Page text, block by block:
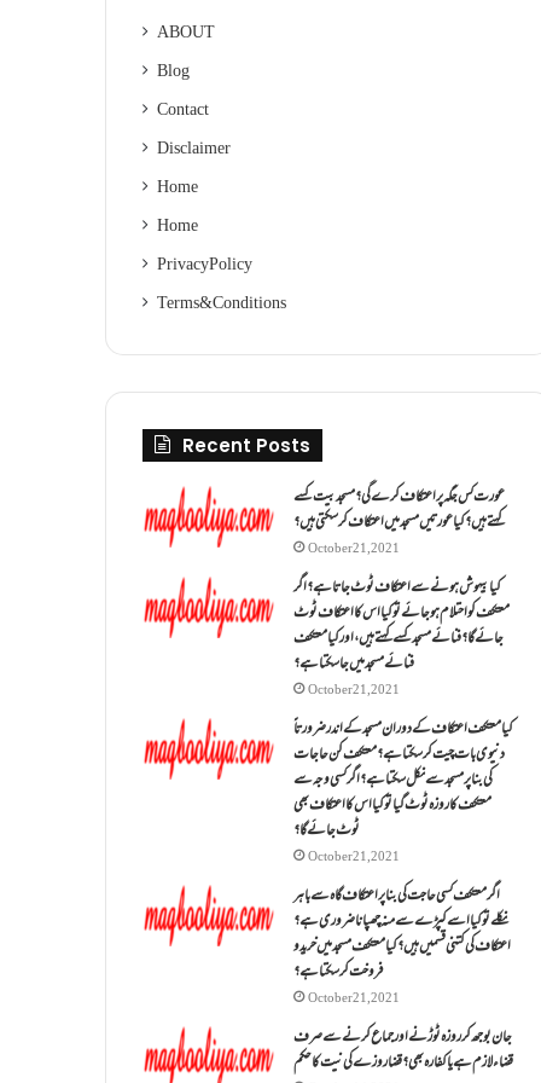
ABOUT
Blog
Contact
Disclaimer
Home
Home
Privacy Policy
Terms & Conditions
Recent Posts
عورت کس جگہ پر اعتکاف کرے گی؟مسجد بیت کسے
کہتے ہیں؟کیا عورتیں مسجد میں اعتکاف کر سکتی ہیں؟
October 21, 2021
کیا بیہوش ہونے سے اعتکاف ٹوٹ جاتا ہے؟ اگر
معتکف کو احتلام ہو جائے تو کیا اس کا اعتکاف ٹوٹ
جائے گا؟فنائے مسجد کسے کہتے ہیں ، اور کیا معتکف
فنائے مسجد میں جا سکتا ہے؟
October 21, 2021
کیا معتکف اعتکاف کے دوران مسجد کے اندر ضرورتاً
دنیوی بات چیت کر سکتا ہے؟معتکف کن حاجات
کی بنا پر مسجد سے نکل سکتا ہے؟ اگر کسی وجہ سے
معتکف کا روزہ ٹوٹ گیا تو کیا اس کا اعتکاف بھی
ٹوٹ جائے گا؟
October 21, 2021
اگر معتکف کسی حاجت کی بنا پر اعتکاف گاہ سے باہر
نکلے تو کیا اسے کپڑے سے منہ چھپانا ضروری ہے؟
اعتکاف کی کتنی قسمیں ہیں؟کیا معتکف مسجد میں خرید و
فروخت کر سکتا ہے؟
October 21, 2021
جان بوجھ کر روزہ ٹوڑنے اور جماع کرنے سے صرف
قضاء لازم ہے یا کفارہ بھی؟ قضا روزے کی نیت کا حکم